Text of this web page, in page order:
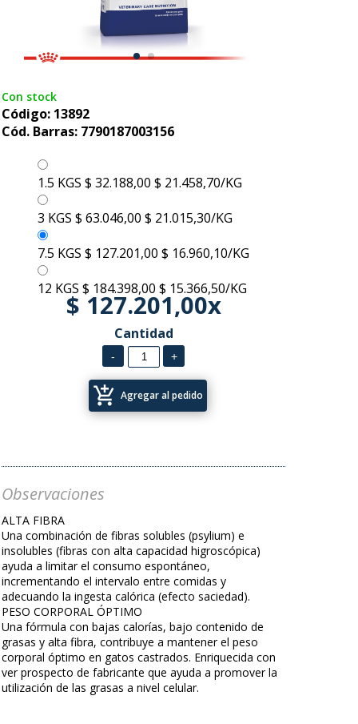
Con stock
Código: 13892
Cód. Barras: 7790187003156
1.5 KGS $ 32.188,00 $ 21.458,70/KG
3 KGS $ 63.046,00 $ 21.015,30/KG
7.5 KGS $ 127.201,00 $ 16.960,10/KG
12 KGS $ 184.398,00 $ 15.366,50/KG
$ 127.201,00x
Cantidad
add_shopping_cart Agregar al pedido
Observaciones
ALTA FIBRA
Una combinación de fibras solubles (psylium) e
insolubles (fibras con alta capacidad higroscópica)
ayuda a limitar el consumo espontáneo,
incrementando el intervalo entre comidas y
adecuando la ingesta calórica (efecto saciedad).
PESO CORPORAL ÓPTIMO
Una fórmula con bajas calorías, bajo contenido de
grasas y alta fibra, contribuye a mantener el peso
corporal óptimo en gatos castrados. Enriquecida con
ver prospecto de fabricante que ayuda a promover la
utilización de las grasas a nivel celular.